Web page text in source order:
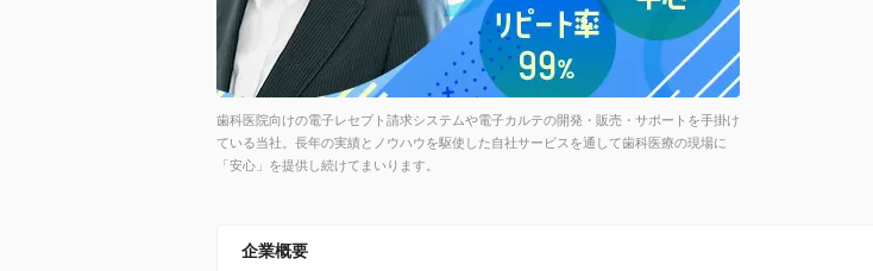
歯科医院向けの電子レセプト請求システムや電子カルテの開発・販売・サポートを手掛け
ている当社。長年の実績とノウハウを駆使した自社サービスを通して歯科医療の現場に
「安心」を提供し続けてまいります。
企業概要